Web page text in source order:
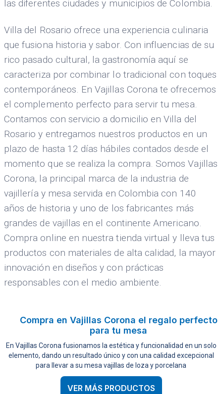
las diferentes ciudades y municipios de Colombia.
Villa del Rosario ofrece una experiencia culinaria
que fusiona historia y sabor. Con influencias de su
rico pasado cultural, la gastronomía aquí se
caracteriza por combinar lo tradicional con toques
contemporáneos. En Vajillas Corona te ofrecemos
el complemento perfecto para servir tu mesa.
Contamos con servicio a domicilio en Villa del
Rosario y entregamos nuestros productos en un
plazo de hasta 12 días hábiles contados desde el
momento que se realiza la compra. Somos Vajillas
Corona, la principal marca de la industria de
vajillería y mesa servida en Colombia con 140
años de historia y uno de los fabricantes más
grandes de vajillas en el continente Americano.
Compra online en nuestra tienda virtual y lleva tus
productos con materiales de alta calidad, la mayor
innovación en diseños y con prácticas
responsables con el medio ambiente.
Compra en Vajillas Corona el regalo perfecto
para tu mesa
En Vajillas Corona fusionamos la estética y funcionalidad en un solo
elemento, dando un resultado único y con una calidad excepcional
para llevar a su mesa vajillas de loza y porcelana
VER MÁS PRODUCTOS